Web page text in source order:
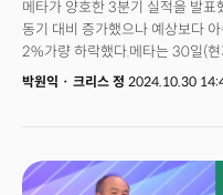
메타가 양호한 3분기 실적을 발표
동기 대비 증가했으나 예상보다
2%가량 하락했다.메타는 30일(
대비 19% 증가한 405억8900만
전반에 걸쳐 적용된 발전된 AI 기
“메타AI(Meta AI), 라마(Llama) 도
박원익 · 크리스 정 2024.10.30